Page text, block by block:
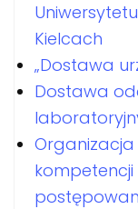
Kielcach
„Dostawa
Dostawa
Organizacja